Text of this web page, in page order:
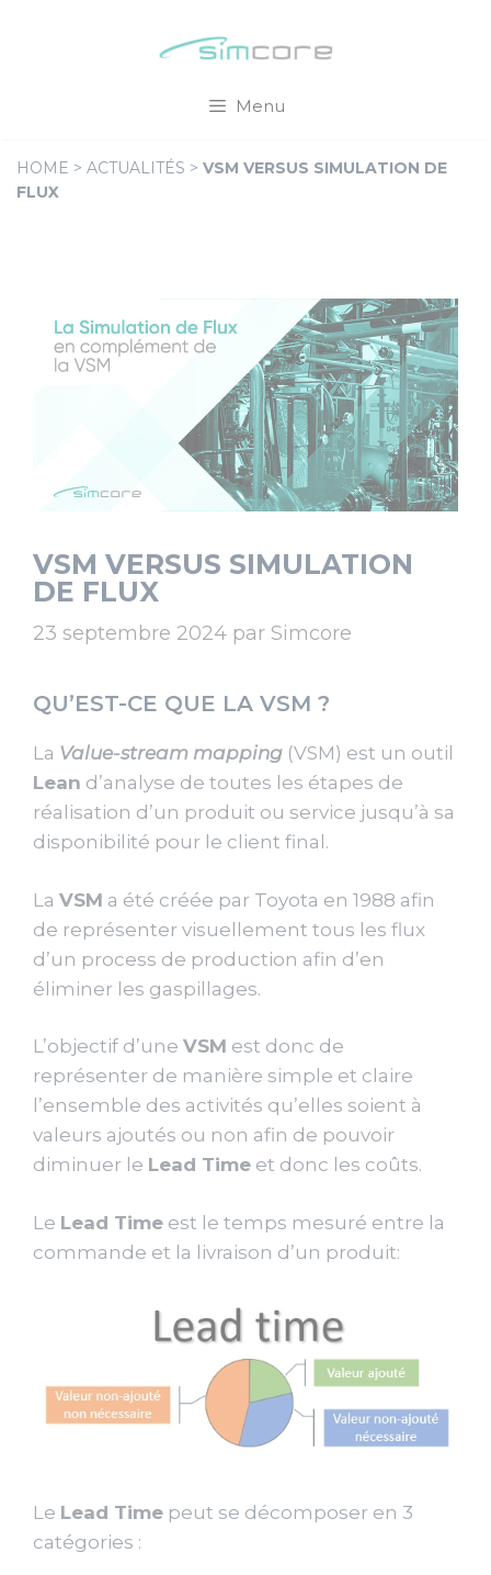
Menu
HOME > ACTUALITÉS > VSM VERSUS SIMULATION DE
FLUX
VSM VERSUS SIMULATION
DE FLUX
23 septembre 2024 par Simcore
QU’EST-CE QUE LA VSM ?
La Value-stream mapping (VSM) est un outil
Lean d’analyse de toutes les étapes de
réalisation d’un produit ou service jusqu’à sa
disponibilité pour le client final.
La VSM a été créée par Toyota en 1988 afin
de représenter visuellement tous les flux
d’un process de production afin d’en
éliminer les gaspillages.
L’objectif d’une VSM est donc de
représenter de manière simple et claire
l’ensemble des activités qu’elles soient à
valeurs ajoutés ou non afin de pouvoir
diminuer le Lead Time et donc les coûts.
Le Lead Time est le temps mesuré entre la
commande et la livraison d’un produit:
Le Lead Time peut se décomposer en 3
catégories :